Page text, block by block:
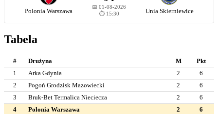
Polonia Warszawa
📅 01-08-2026
⏱️ 15:30
Unia Skierniewice
Tabela
# Drużyna M
Pkt
1
Arka Gdynia 2
6
2
Pogoń Grodzisk Mazowiecki 2
6
3
Bruk-Bet Termalica Nieciecza 2
6
4
Polonia Warszawa 2
6